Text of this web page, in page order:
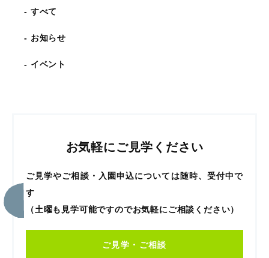
すべて
お知らせ
イベント
お気軽にご見学ください
ご見学やご相談・入園申込については随時、受付中で
す
（土曜も見学可能ですのでお気軽にご相談ください）
ご見学・ご相談